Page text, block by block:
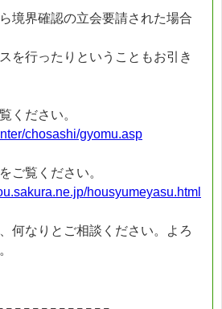
境界確認の立会要請された場合
を行ったりということもお引き
ください。
chosashi/gyomu.asp
ご覧ください。
housyumeyasu.html
何なりとご相談ください。よろ